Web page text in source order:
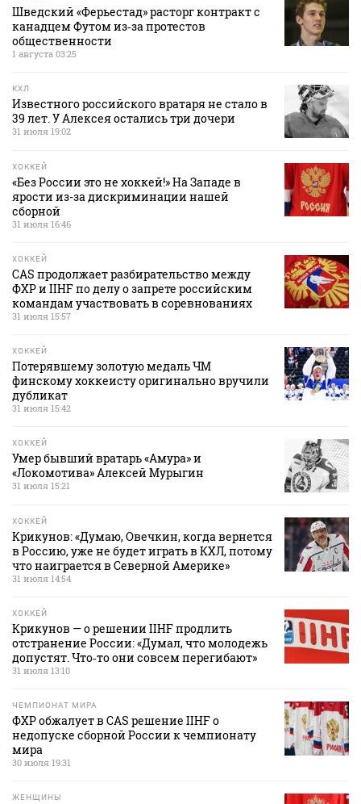
Шведский «Ферьестад» расторг контракт с
канадцем Футом из‑за протестов
общественности
1 августа 03:25
КХЛ
Известного российского вратаря не стало в
39 лет. У Алексея остались три дочери
31 июля 19:02
ХОККЕЙ
«Без России это не хоккей!» На Западе в
ярости из-за дискриминации нашей
сборной
31 июля 16:46
ХОККЕЙ
CAS продолжает разбирательство между
ФХР и IIHF по делу о запрете российским
командам участвовать в соревнованиях
31 июля 15:57
ХОККЕЙ
Потерявшему золотую медаль ЧМ
финскому хоккеисту оригинально вручили
дубликат
31 июля 15:42
ХОККЕЙ
Умер бывший вратарь «Амура» и
«Локомотива» Алексей Мурыгин
31 июля 15:21
ХОККЕЙ
Крикунов: «Думаю, Овечкин, когда вернется
в Россию, уже не будет играть в КХЛ, потому
что наиграется в Северной Америке»
31 июля 14:54
ХОККЕЙ
Крикунов — о решении IIHF продлить
отстранение России: «Думал, что молодежь
допустят. Что‑то они совсем перегибают»
31 июля 13:10
ЧЕМПИОНАТ МИРА
ФХР обжалует в CAS решение IIHF о
недопуске сборной России к чемпионату
мира
30 июля 19:31
ЖЕНЩИНЫ